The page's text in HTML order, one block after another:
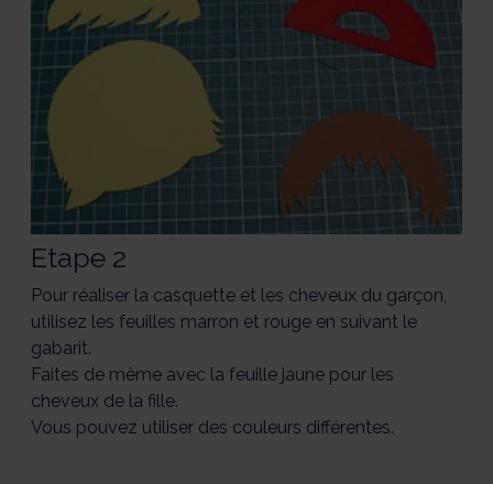
Etape 2
Pour réaliser la casquette et les cheveux du garçon,
utilisez les feuilles marron et rouge en suivant le
gabarit.
Faites de même avec la feuille jaune pour les
cheveux de la fille.
Vous pouvez utiliser des couleurs différentes.